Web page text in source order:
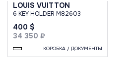
LOUIS VUITTON
6 KEY HOLDER M82603
400 $
34 350 ₽
КОРОБКА / ДОКУМЕНТЫ